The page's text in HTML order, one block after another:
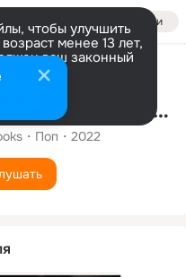
Войти
чтобы улучшить
менее 13 лет,
ваш законный
The Man Who Fell to Earth
Поп 2022